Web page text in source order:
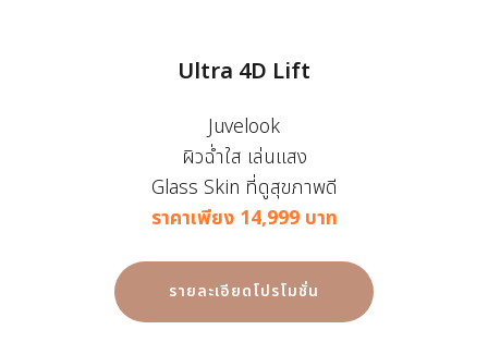
Ultra 4D Lift
Juvelook
ผิวฉ่ำใส เล่นแสง
Glass Skin ที่ดูสุขภาพดี
ราคาเพียง 14,999 บาท
รายละเอียดโปรโมชั่น